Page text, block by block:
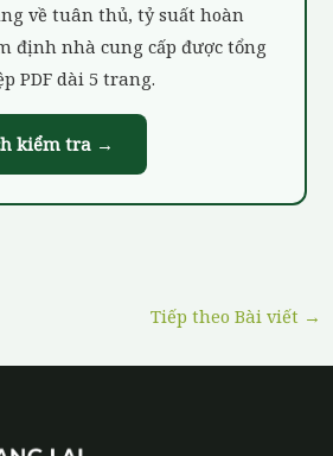
về tuân thủ, tỷ suất hoàn
định nhà cung cấp được tổng
PDF dài 5 trang.
kiểm tra →
Tiếp theo Bài viết →